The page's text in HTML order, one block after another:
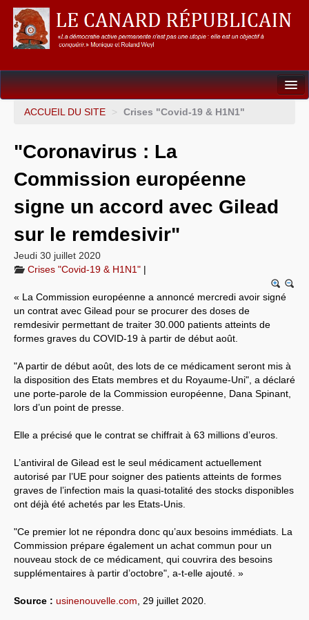
Dossiers
Un éléphant, ça trompe énormément !
Gouvernance mondiale & mondialisation
Résistances
L’Empire américain
Systèmes & société sous contrôle
Crises "Covid-19 & H1N1"
Guerre en Ukraine
ACCUEIL DU SITE > Crises "Covid-19 & H1N1"
"Coronavirus : La
Commission européenne
signe un accord avec Gilead
sur le remdesivir"
Jeudi 30 juillet 2020
Crises "Covid-19 & H1N1" |
« La Commission européenne a annoncé mercredi avoir signé
un contrat avec Gilead pour se procurer des doses de
remdesivir permettant de traiter 30.000 patients atteints de
formes graves du COVID-19 à partir de début août.
"A partir de début août, des lots de ce médicament seront mis à
la disposition des Etats membres et du Royaume-Uni", a déclaré
une porte-parole de la Commission européenne, Dana Spinant,
lors d’un point de presse.
Elle a précisé que le contrat se chiffrait à 63 millions d’euros.
L’antiviral de Gilead est le seul médicament actuellement
autorisé par l’UE pour soigner des patients atteints de formes
graves de l’infection mais la quasi-totalité des stocks disponibles
ont déjà été achetés par les Etats-Unis.
"Ce premier lot ne répondra donc qu’aux besoins immédiats. La
Commission prépare également un achat commun pour un
nouveau stock de ce médicament, qui couvrira des besoins
supplémentaires à partir d’octobre", a-t-elle ajouté. »
Source : usinenouvelle.com , 29 juillet 2020.